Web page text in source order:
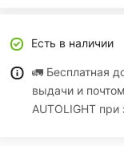
Есть в наличии
🚛 Бесплатная
выдачи и
AUTOLIGHT при